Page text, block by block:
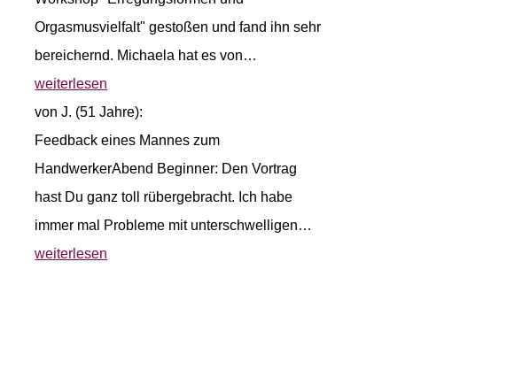
Orgasmusvielfalt" gestoßen und fand ihn sehr
bereichernd. Michaela hat es von…
weiterlesen
von J. (51 Jahre):
Feedback eines Mannes zum
HandwerkerAbend Beginner: Den Vortrag
hast Du ganz toll rübergebracht. Ich habe
immer mal Probleme mit unterschwelligen…
weiterlesen